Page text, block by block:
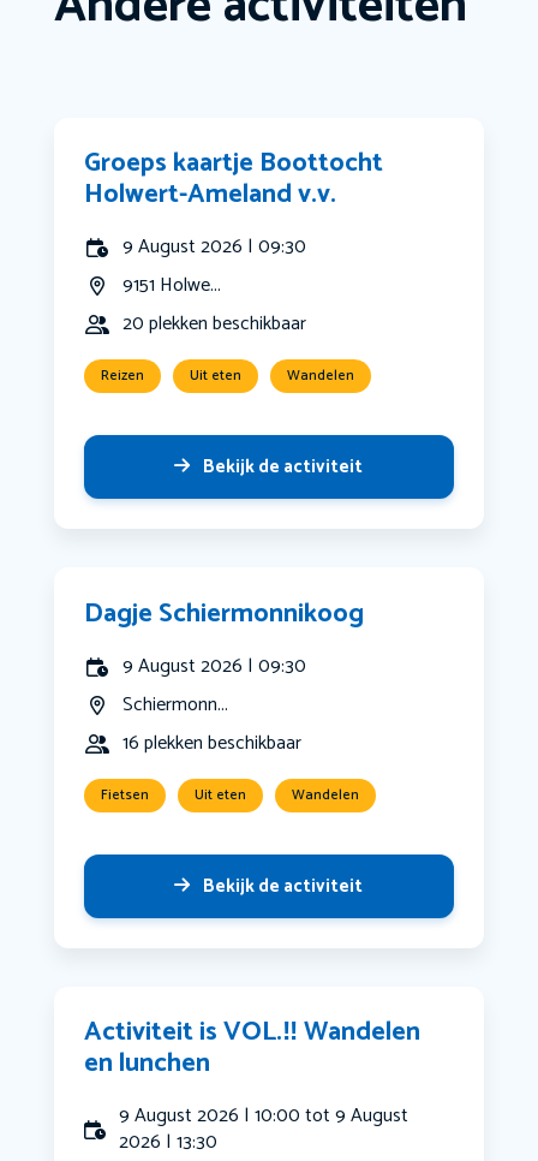
Groeps kaartje Boottocht
Holwert-Ameland v.v.
9 August 2026 | 09:30
9151 Holwe...
20 plekken beschikbaar
Reizen Uit eten Wandelen
Bekijk de activiteit
Dagje Schiermonnikoog
9 August 2026 | 09:30
Schiermonn...
16 plekken beschikbaar
Fietsen Uit eten Wandelen
Bekijk de activiteit
Activiteit is VOL.‼️ Wandelen
en lunchen
9 August 2026 | 10:00 tot 9 August
2026 | 13:30